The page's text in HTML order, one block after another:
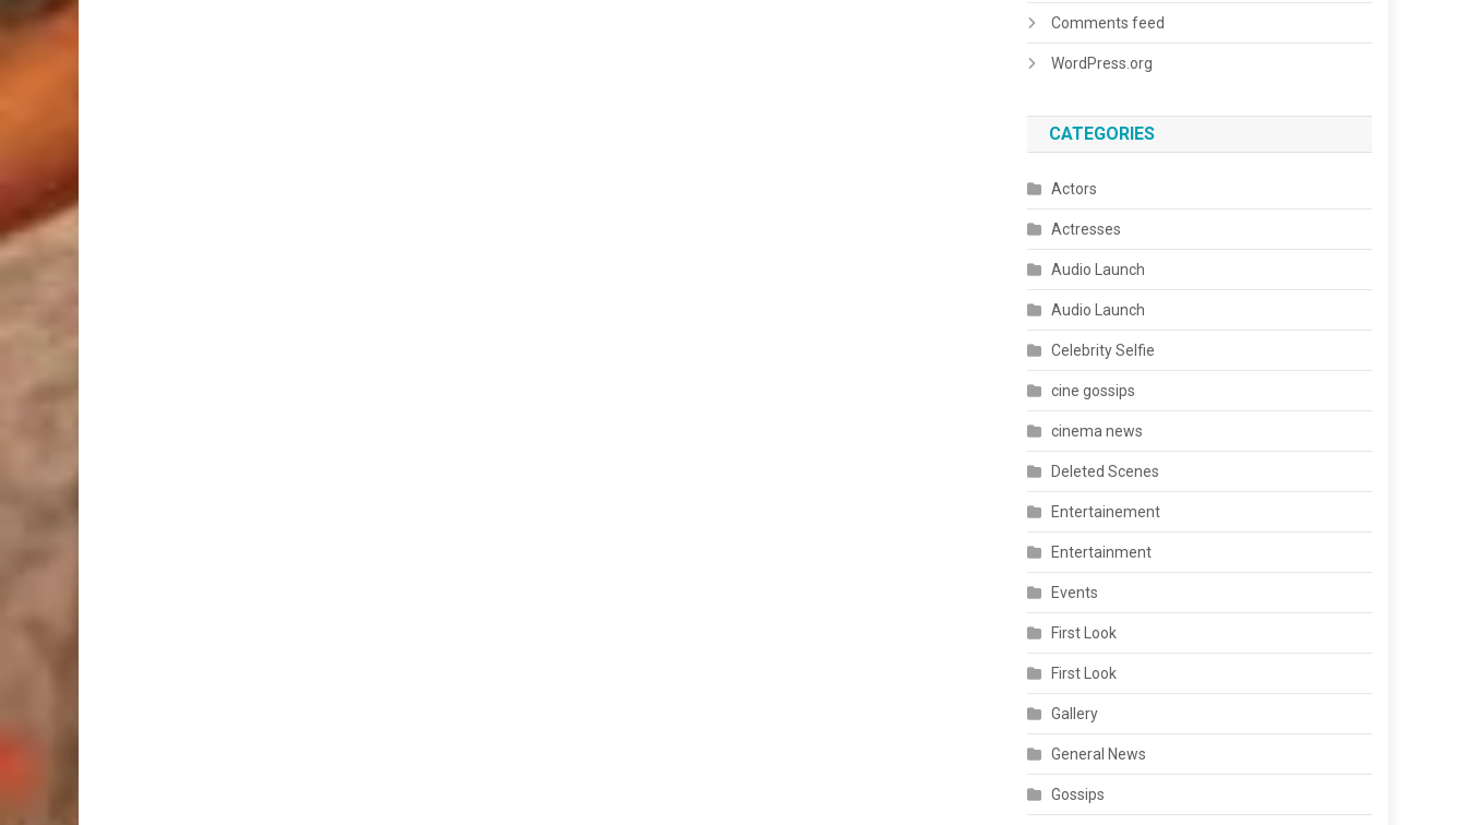
Comments feed
WordPress.org
CATEGORIES
Actors
Actresses
Audio Launch
Audio Launch
Celebrity Selfie
cine gossips
cinema news
Deleted Scenes
Entertainement
Entertainment
Events
First Look
First Look
Gallery
General News
Gossips